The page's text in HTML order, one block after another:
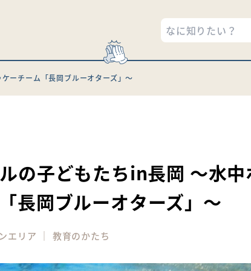
ーチーム「長岡ブルーオターズ」〜
の子どもたちin長岡 ～水
長岡ブルーオターズ」〜
エリア ｜ 教育のかたち